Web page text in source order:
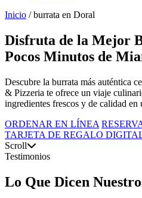
Inicio / burrata en Doral
Disfruta de la Mejor
Pocos Minutos de
Descubre la burrata más auténtica
& Pizzeria te ofrece un viaje
ingredientes frescos y de calidad en
ORDENAR EN LÍNEA
TARJETA DE REGALO
Scroll
Testimonios
Lo Que Dicen